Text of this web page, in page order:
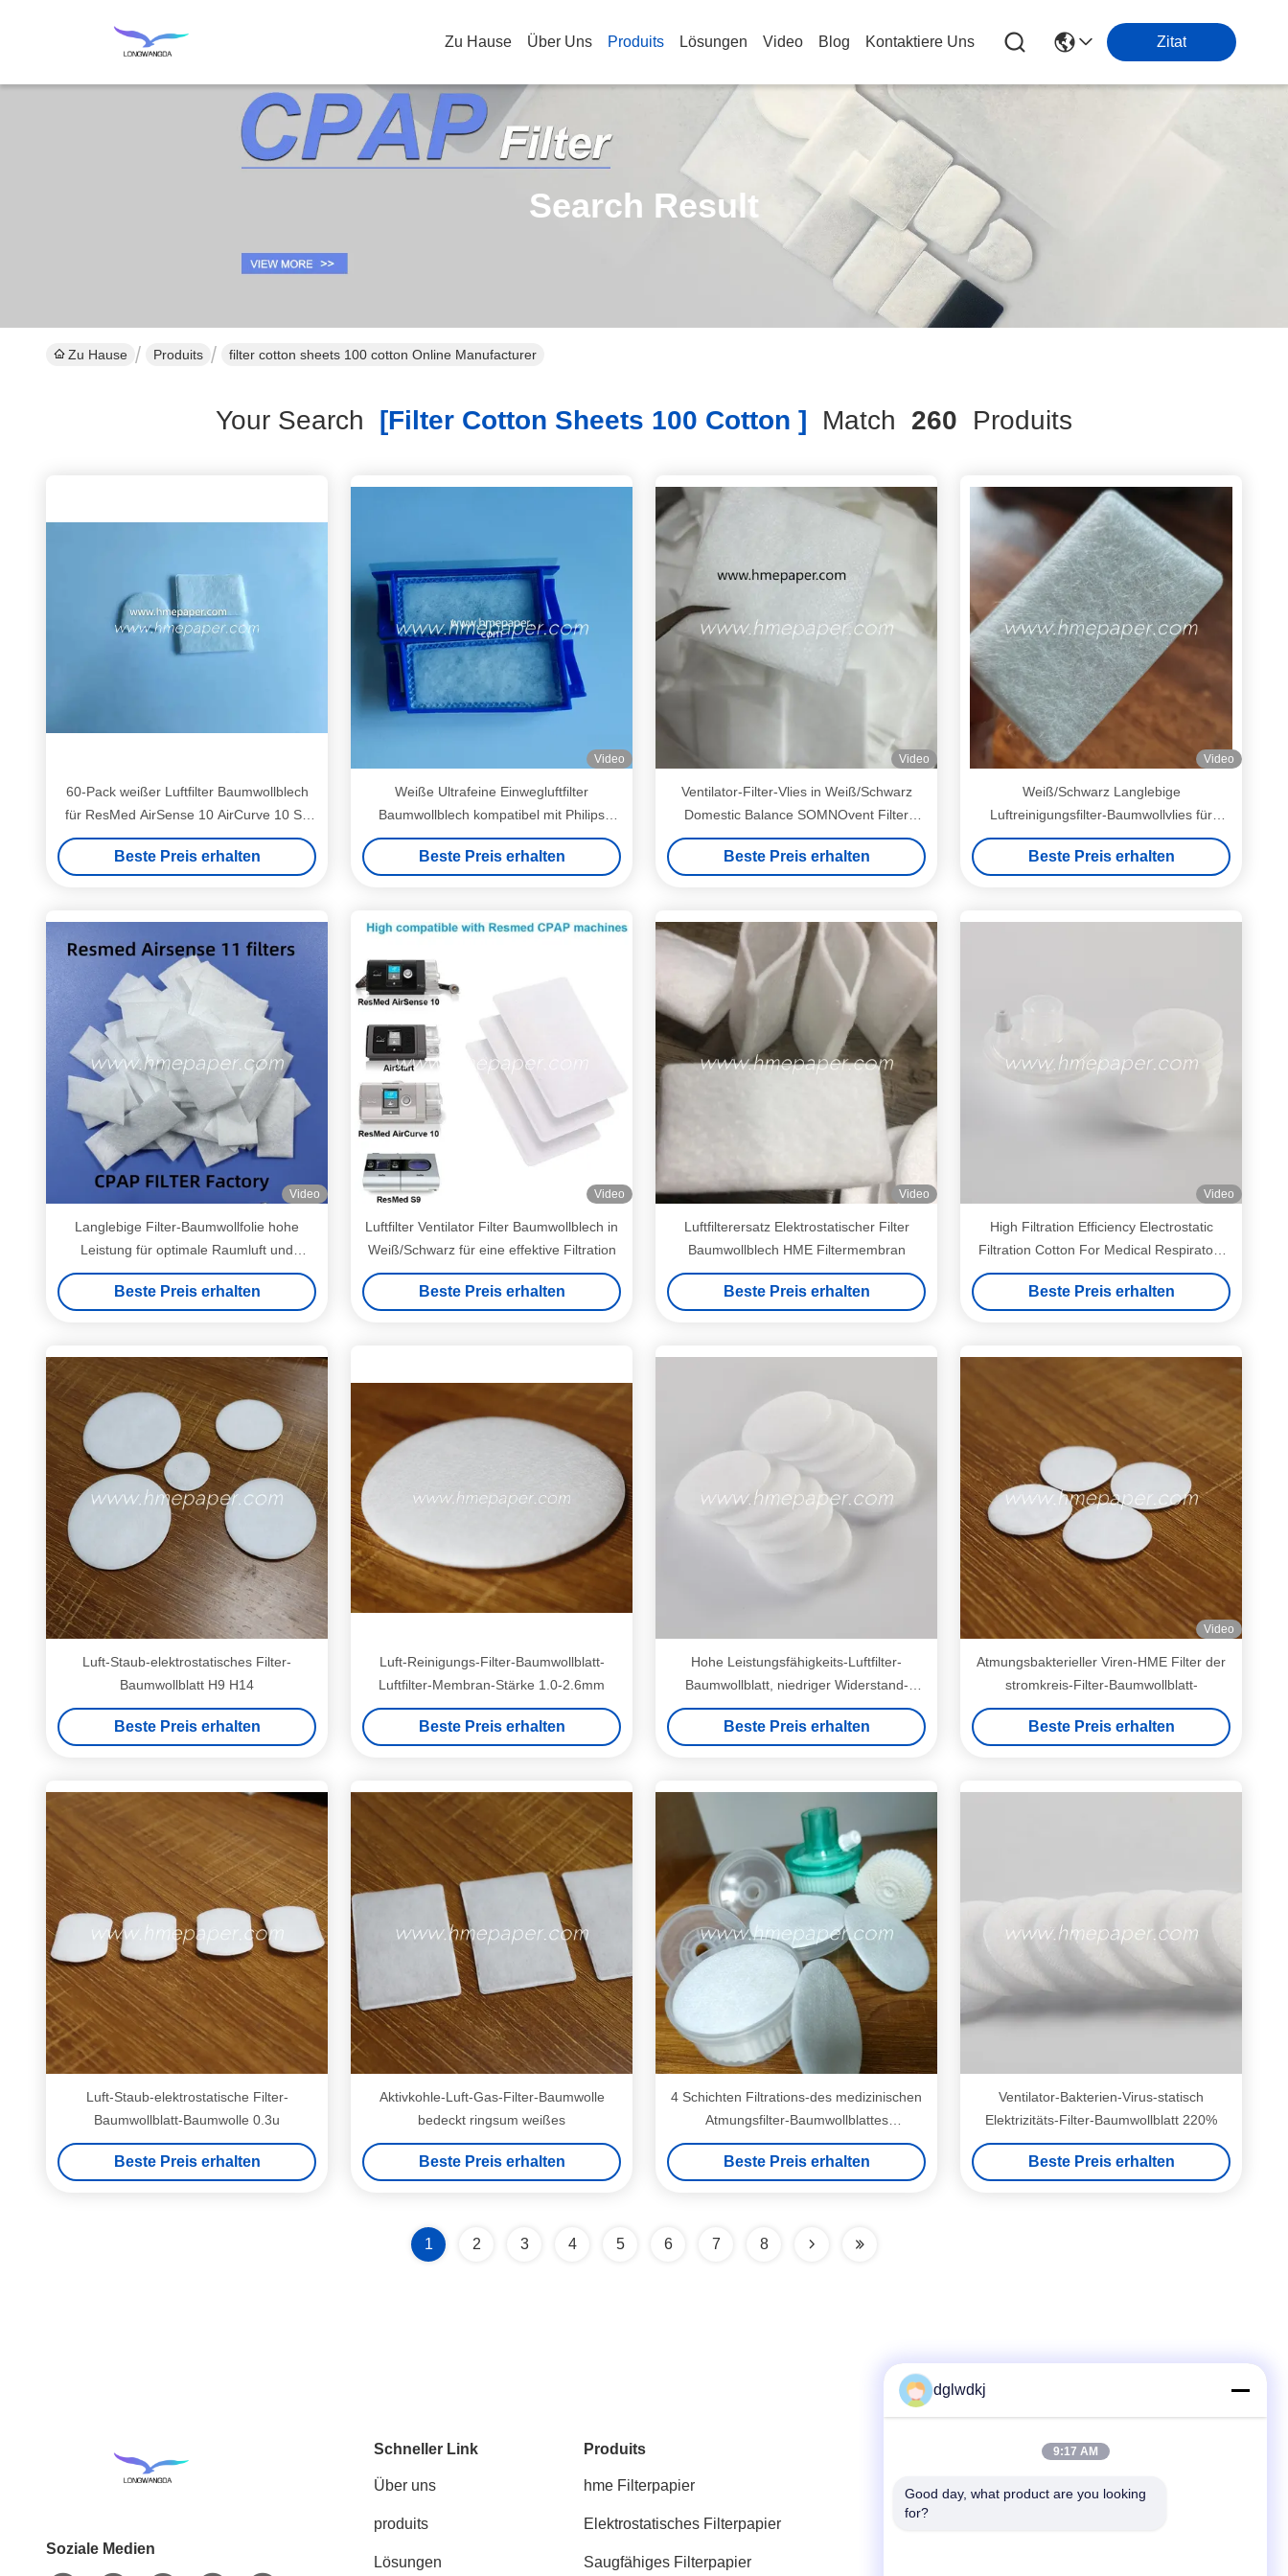
Zu Hause Über Uns Produits Lösungen Video Blog Kontaktiere Uns Zitat
Search Result
Zu Hause Produits filter cotton sheets 100 cotton Online Manufacturer
Your Search [filter Cotton Sheets 100 Cotton ] Match 260 Produits
60-Pack weißer Luftfilter Baumwollblech
für ResMed AirSense 10 AirCurve 10 S9
Maschinen Standard Ersatzfilter
Beste Preis erhalten
Video
Weiße Ultrafeine Einwegluftfilter
Baumwollblech kompatibel mit Philips
Respironics DreamStation CPAP-
Maschine 36 Packungen
Beste Preis erhalten
Video
Ventilator-Filter-Vlies in Weiß/Schwarz
Domestic Balance SOMNOvent Filter
Membrane Prisma/Balance/SOMNO
Ventilator
Beste Preis erhalten
Video
Weiß/Schwarz Langlebige
Luftreinigungsfilter-Baumwollvlies für
verbesserte Luftqualität
Beste Preis erhalten
Video
Langlebige Filter-Baumwollfolie hohe
Leistung für optimale Raumluft und
Zuverlässigkeit
Beste Preis erhalten
Video
Luftfilter Ventilator Filter Baumwollblech in
Weiß/Schwarz für eine effektive Filtration
Beste Preis erhalten
Video
Luftfilterersatz Elektrostatischer Filter
Baumwollblech HME Filtermembran
Beste Preis erhalten
Video
High Filtration Efficiency Electrostatic
Filtration Cotton For Medical Respiratory
Filters
Beste Preis erhalten
Luft-Staub-elektrostatisches Filter-
Baumwollblatt H9 H14
Beste Preis erhalten
Luft-Reinigungs-Filter-Baumwollblatt-
Luftfilter-Membran-Stärke 1.0-2.6mm
Beste Preis erhalten
Hohe Leistungsfähigkeits-Luftfilter-
Baumwollblatt, niedriger Widerstand-
bakterielle Filter-Baumwolle
Beste Preis erhalten
Video
Atmungsbakterieller Viren-HME Filter der
stromkreis-Filter-Baumwollblatt-
Beste Preis erhalten
Luft-Staub-elektrostatische Filter-
Baumwollblatt-Baumwolle 0.3u
Beste Preis erhalten
Aktivkohle-Luft-Gas-Filter-Baumwolle
bedeckt ringsum weißes
Beste Preis erhalten
4 Schichten Filtrations-des medizinischen
Atmungsfilter-Baumwollblattes
elektrostatisch
Beste Preis erhalten
Ventilator-Bakterien-Virus-statisch
Elektrizitäts-Filter-Baumwollblatt 220%
Beste Preis erhalten
1 2 3 4 5 6 7 8
Soziale Medien
Schneller Link
Über uns
produits
Lösungen
Produits
hme Filterpapier
Elektrostatisches Filterpapier
Saugfähiges Filterpapier
Schnelle Kontaktaufnahme
Tel
dglwdkj
9:17 AM
Good day, what product are you looking
for?